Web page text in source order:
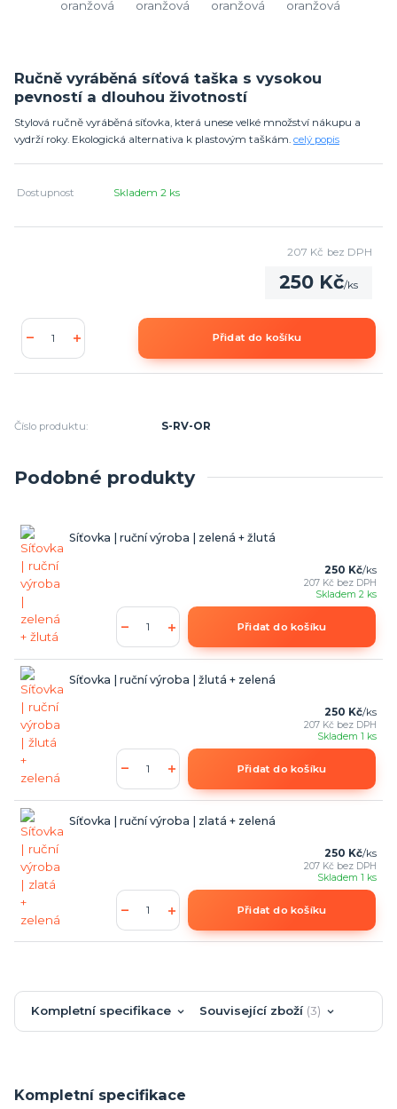
Ručně vyráběná síťová taška s vysokou
pevností a dlouhou životností
Stylová ručně vyráběná síťovka, která unese velké množství nákupu a
vydrží roky. Ekologická alternativa k plastovým taškám. celý popis
Dostupnost Skladem 2 ks
250 Kč/ks
207 Kč bez DPH
Přidat do košíku
Číslo produktu: S-RV-OR
Podobné produkty
Síťovka | ruční výroba | zelená + žlutá
250 Kč/ks
207 Kč bez DPH
Skladem 2 ks
Přidat do košíku
Síťovka | ruční výroba | žlutá + zelená
250 Kč/ks
207 Kč bez DPH
Skladem 1 ks
Přidat do košíku
Síťovka | ruční výroba | zlatá + zelená
250 Kč/ks
207 Kč bez DPH
Skladem 1 ks
Přidat do košíku
Kompletní specifikace Související zboží 3
Kompletní specifikace